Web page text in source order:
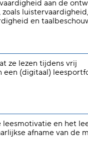
aan de
luistervaardigheid,
en
ze lezen tijdens vrij
(digitaal)
en het
afname van de